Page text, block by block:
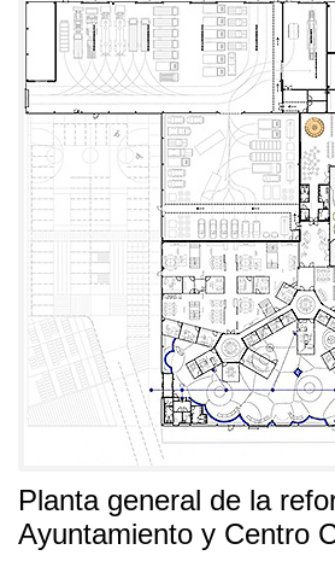
Planta general de la
Ayuntamiento y Centro